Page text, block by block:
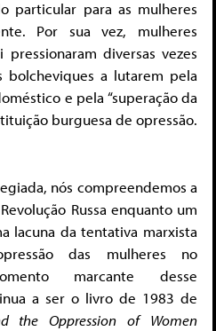
particular para as mulheres
Por sua vez, mulheres
diversas vezes
bolcheviques a lutarem pela
e pela “superação da
burguesa de opressão.
nós compreendemos a
Russa enquanto um
lacuna da tentativa marxista
das mulheres no
marcante desse
a ser o livro de 1983 de
the Oppression of Women